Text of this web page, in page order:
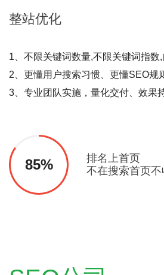
整站优化
1、不限关键词数量,不限关键词指数
2、更懂用户搜索习惯、更懂SEO规
3、专业团队实施，量化交付、效果
85%
排名上首页
不在搜索首页不